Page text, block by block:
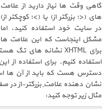
گاهی وقت ها نیاز دارید از علامت
های (>؛ بزرگتر از) یا (<؛ کوچکتر از)
در سایت خود استفاده کنید، اما
مشکل اینجاست که این علامت ها
برای XHTMLنشانه های تگ
استفاده کنیم. برای استفاده از
دسترس هست که باید از آن ها
نشان دهنده علامتِ بزرگتر-از در
مثال زیر توجه کنید: